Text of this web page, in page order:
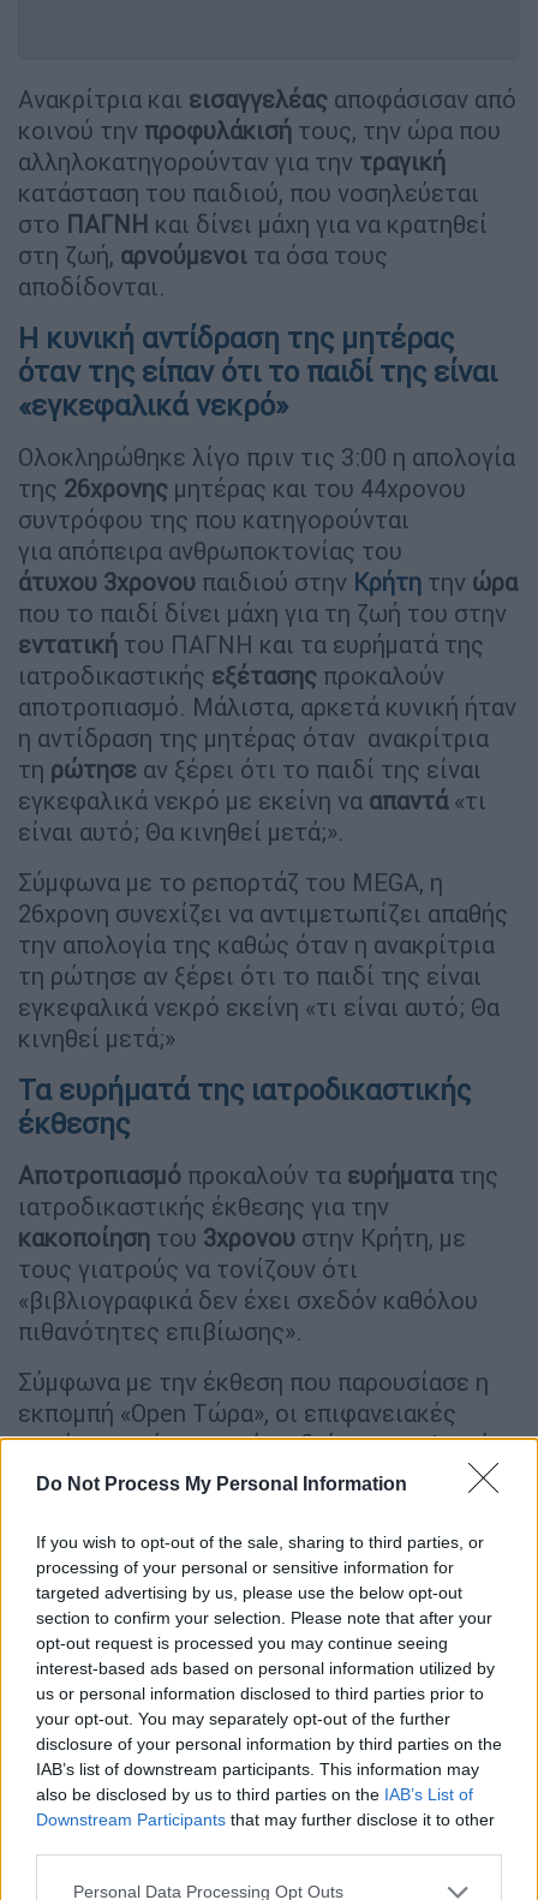
Do Not Process My Personal Information
If you wish to opt-out of the sale, sharing to third parties, or
processing of your personal or sensitive information for
targeted advertising by us, please use the below opt-out
section to confirm your selection. Please note that after your
opt-out request is processed you may continue seeing
interest-based ads based on personal information utilized by
us or personal information disclosed to third parties prior to
your opt-out. You may separately opt-out of the further
disclosure of your personal information by third parties on the
IAB’s list of downstream participants. This information may
also be disclosed by us to third parties on the IAB’s List of
Downstream Participants that may further disclose it to other
Please note that this website/app uses one or more Google
Personal Data Processing Opt Outs
Ανακρίτρια και εισαγγελέας αποφάσισαν από
κοινού την προφυλάκισή τους, την ώρα που
αλληλοκατηγορούνταν για την τραγική
κατάσταση του παιδιού, που νοσηλεύεται
στο ΠΑΓΝΗ και δίνει μάχη για να κρατηθεί
στη ζωή, αρνούμενοι τα όσα τους
αποδίδονται.
Η κυνική αντίδραση της μητέρας
όταν της είπαν ότι το παιδί της είναι
«εγκεφαλικά νεκρό»
Ολοκληρώθηκε λίγο πριν τις 3:00 η απολογία
της 26χρονης μητέρας και του 44χρονου
συντρόφου της που κατηγορούνται
για απόπειρα ανθρωποκτονίας του
άτυχου 3χρονου παιδιού στην Κρήτη την ώρα
που το παιδί δίνει μάχη για τη ζωή του στην
εντατική του ΠΑΓΝΗ και τα ευρήματά της
ιατροδικαστικής εξέτασης προκαλούν
αποτροπιασμό. Μάλιστα, αρκετά κυνική ήταν
η αντίδραση της μητέρας όταν ανακρίτρια
τη ρώτησε αν ξέρει ότι το παιδί της είναι
εγκεφαλικά νεκρό με εκείνη να απαντά«τι
είναι αυτό; Θα κινηθεί μετά;».
Σύμφωνα με το ρεπορτάζ του MEGA, η
26χρονη συνεχίζει να αντιμετωπίζει απαθής
την απολογία της καθώς όταν η ανακρίτρια
τη ρώτησε αν ξέρει ότι το παιδί της είναι
εγκεφαλικά νεκρό εκείνη «τι είναι αυτό; Θα
κινηθεί μετά;»
Τα ευρήματά της ιατροδικαστικής
έκθεσης
Αποτροπιασμό προκαλούν τα ευρήματατης
ιατροδικαστικής έκθεσης για την
κακοποίηση του 3χρονου στην Κρήτη, με
τους γιατρούς να τονίζουν ότι
«βιβλιογραφικά δεν έχει σχεδόν καθόλου
πιθανότητες επιβίωσης».
Σύμφωνα με την έκθεση που παρουσίασε η
εκπομπή «Open Τώρα», οι επιφανειακές
κακώσεις σώματος είναι διάφορων ηλικιών.
Επίσης, οι κακώσεις των εσωτερικών
κρανιοεγκεφαλικές κακώσεις
τοποθετούνται χρονικά στην τελευταία μέρα
του συμβάντος τραυματισμούτου.
video